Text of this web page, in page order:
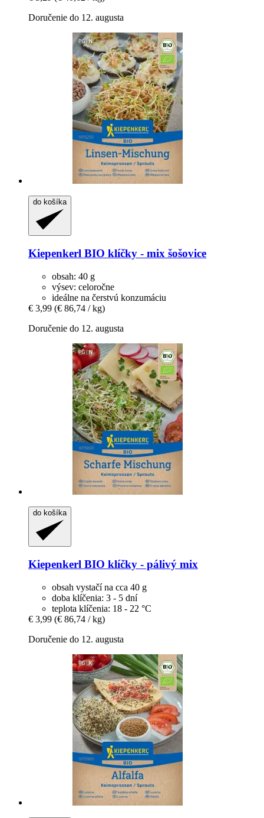
Doručenie do 12. augusta
do košíka
Kiepenkerl BIO klíčky -​ mix šošovice
obsah: 40 g
výsev: celoročne
ideálne na čerstvú konzumáciu
€ 3,99 (€ 86,74 / kg)
Doručenie do 12. augusta
do košíka
Kiepenkerl BIO klíčky -​ pálivý mix
obsah vystačí na cca 40 g
doba klíčenia: 3 - 5 dní
teplota klíčenia: 18 - 22 °C
€ 3,99 (€ 86,74 / kg)
Doručenie do 12. augusta